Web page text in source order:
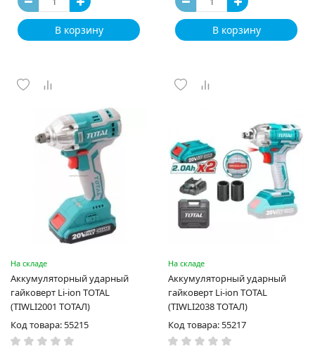
В корзину В корзину
На складе
Аккумуляторный ударный
гайковерт Li-ion TOTAL
(TIWLI2001 ТОТАЛ)
Код товара: 55215
На складе
Аккумуляторный ударный
гайковерт Li-ion TOTAL
(TIWLI2038 ТОТАЛ)
Код товара: 55217